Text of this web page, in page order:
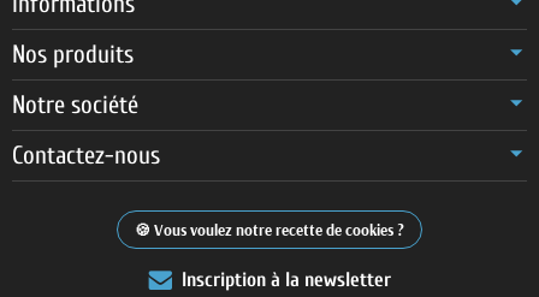
Nos produits
Notre société
Contactez-nous
Vous voulez notre recette de cookies ?
Inscription à la newsletter